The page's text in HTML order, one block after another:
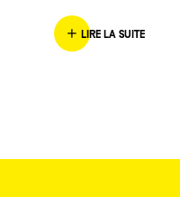
LIRE LA SUITE